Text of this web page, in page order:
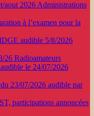
aout 2026 Administrations
à l’examen pour la
audible 5/8/2026
26 Radioamateurs
le 24/07/2026
23/07/2026 audible par
participations annoncées